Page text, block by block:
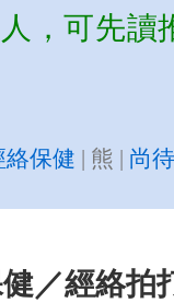
，可先讀
絡保健 | 熊 | 尚
／經絡拍